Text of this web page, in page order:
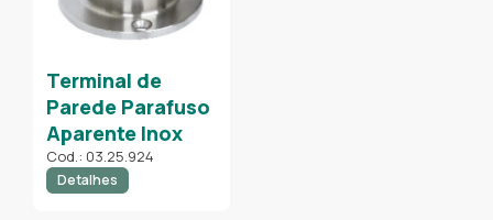
Terminal de
Parede Parafuso
Aparente Inox
Cod.: 03.25.924
Detalhes